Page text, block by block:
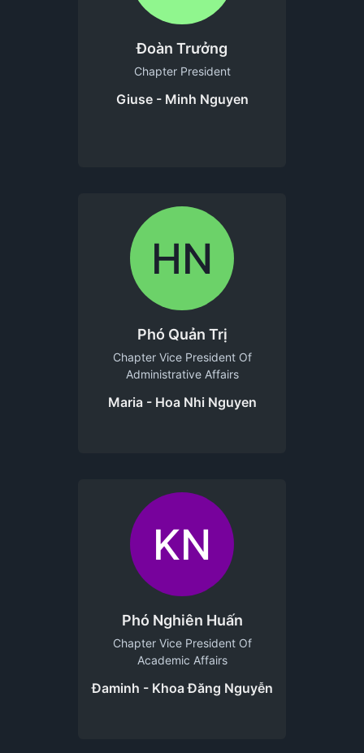
Đoàn Trưởng
Chapter President
Giuse - Minh Nguyen
HN
Phó Quản Trị
Chapter Vice President Of
Administrative Affairs
Maria - Hoa Nhi Nguyen
KN
Phó Nghiên Huấn
Chapter Vice President Of
Academic Affairs
Đaminh - Khoa Đăng Nguyễn